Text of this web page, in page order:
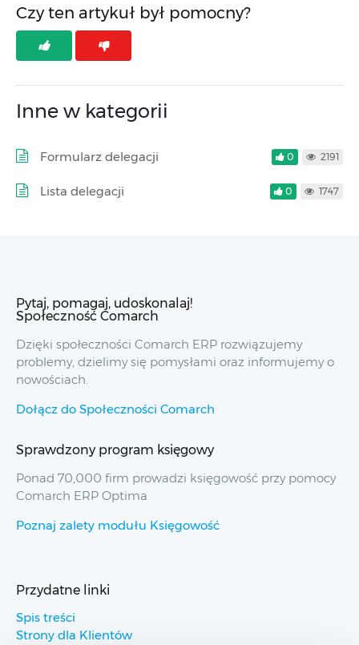
Czy ten artykuł był pomocny?
Inne w kategorii
Formularz delegacji 0 2191
Lista delegacji 0 1747
Pytaj, pomagaj, udoskonalaj!
Społeczność Comarch
Dzięki społeczności Comarch ERP rozwiązujemy
problemy, dzielimy się pomysłami oraz informujemy o
nowościach.
Dołącz do Społeczności Comarch
Sprawdzony program księgowy
Ponad 70,000 firm prowadzi księgowość przy pomocy
Comarch ERP Optima
Poznaj zalety modułu Księgowość
Przydatne linki
Spis treści
Strony dla Klientów